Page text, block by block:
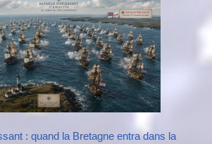
: quand la Bretagne entra dans la